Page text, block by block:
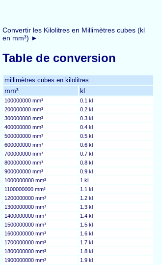
Convertir les Kilolitres en Millimètres cubes (kl
en mm³) ►
Table de conversion
millimètres cubes en kilolitres
mm³ kl
100000000 mm³
0.1 kl
200000000 mm³
0.2 kl
300000000 mm³
0.3 kl
400000000 mm³
0.4 kl
500000000 mm³
0.5 kl
600000000 mm³
0.6 kl
700000000 mm³
0.7 kl
800000000 mm³
0.8 kl
900000000 mm³
0.9 kl
1000000000 mm³
1 kl
1100000000 mm³
1.1 kl
1200000000 mm³
1.2 kl
1300000000 mm³
1.3 kl
1400000000 mm³
1.4 kl
1500000000 mm³
1.5 kl
1600000000 mm³
1.6 kl
1700000000 mm³
1.7 kl
1800000000 mm³
1.8 kl
1900000000 mm³
1.9 kl